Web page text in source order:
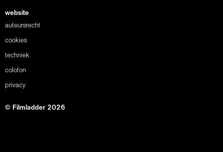
website
auteursrecht
cookies
techniek
colofon
privacy
© Filmladder 2026